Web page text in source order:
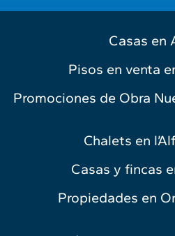
Casas en
Pisos en venta
Promociones de Obra
Chalets en
Casas y fincas
Propiedades en